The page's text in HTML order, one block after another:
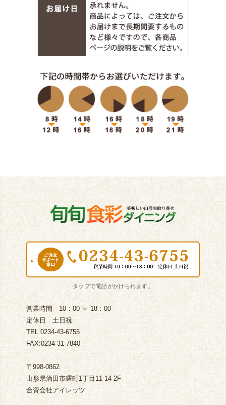
営業時間 10：00 ～ 18：00
定休日 土日祝
TEL:0234-43-6755
FAX:0234-31-7840
〒998-0862
山形県酒田市曙町1丁目11-14 2F
合資会社アイレッツ